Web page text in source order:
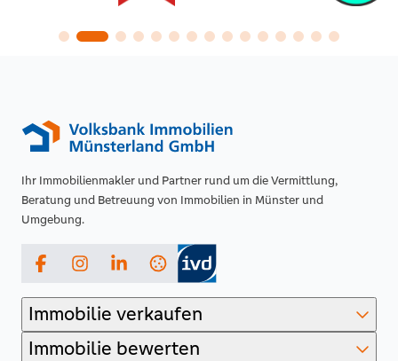
Ihr Immobilienmakler und Partner rund um die Vermittlung,
Beratung und Betreuung von Immobilien in Münster und
Umgebung.
FacebookInstagramLinkedIn
Immobilie verkaufen
Immobilie bewerten